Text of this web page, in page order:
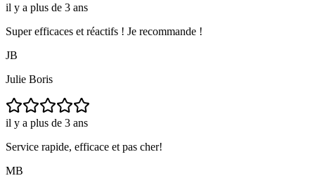
il y a plus de 3 ans
Super efficaces et réactifs ! Je recommande !
JB
Julie Boris
il y a plus de 3 ans
Service rapide, efficace et pas cher!
MB